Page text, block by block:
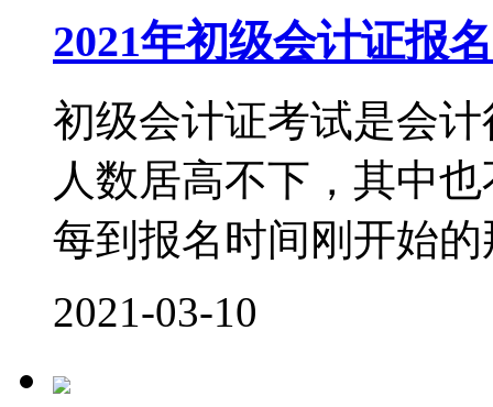
2021年初级会计证报
初级会计证考试是会
人数居高不下，其中
每到报名时间刚开始
2021-03-10